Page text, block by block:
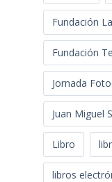
Fundación
Fundación
Jornada
Juan Miguel
Libro
libros